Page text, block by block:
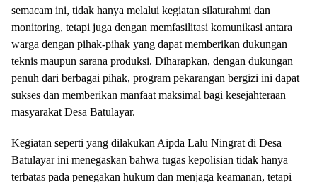
semacam ini, tidak hanya melalui kegiatan silaturahmi dan
monitoring, tetapi juga dengan memfasilitasi komunikasi antara
warga dengan pihak-pihak yang dapat memberikan dukungan
teknis maupun sarana produksi. Diharapkan, dengan dukungan
penuh dari berbagai pihak, program pekarangan bergizi ini dapat
sukses dan memberikan manfaat maksimal bagi kesejahteraan
masyarakat Desa Batulayar.
Kegiatan seperti yang dilakukan Aipda Lalu Ningrat di Desa
Batulayar ini menegaskan bahwa tugas kepolisian tidak hanya
terbatas pada penegakan hukum dan menjaga keamanan, tetapi